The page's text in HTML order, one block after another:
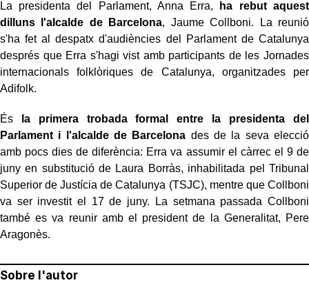
La presidenta del Parlament, Anna Erra, ha rebut aquest
dilluns l'alcalde de Barcelona, Jaume Collboni. La reunió
s'ha fet al despatx d'audiències del Parlament de Catalunya
després que Erra s'hagi vist amb participants de les Jornades
internacionals folklòriques de Catalunya, organitzades per
Adifolk.
És
la primera trobada formal entre la presidenta del
Parlament i l'alcalde de Barcelona des de la seva elecció
amb pocs dies de diferència: Erra va assumir el càrrec el 9 de
juny en substitució de Laura Borràs, inhabilitada pel Tribunal
Superior de Justícia de Catalunya (TSJC), mentre que Collboni
va ser investit el 17 de juny. La setmana passada Collboni
també es va reunir amb el president de la Generalitat, Pere
Aragonès.
Sobre l'autor